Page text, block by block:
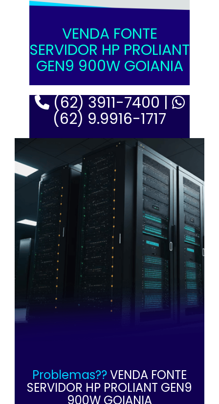
VENDA FONTE
SERVIDOR HP PROLIANT
GEN9 900W GOIANIA
(62) 3911-7400 |
(62) 9.9916-1717
Problemas??VENDA FONTE
SERVIDOR HP PROLIANT GEN9
900W GOIANIA